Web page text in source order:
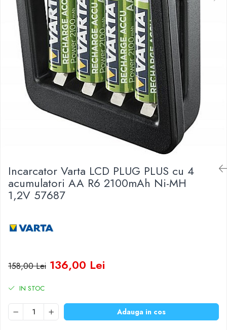
Becuri LED
Aplice LED
Lanterne
Lampi
Kit-uri vlogging
Electrice
Convertoare tensiune
Prelungitoare
Stabilizatoare tensiune
Periferice PC
Accesorii auto
Redresoare
Diverse accesorii auto
Incarcator masina electrica
Baterii Zinc-Aer
Incarcator Varta LCD PLUG PLUS cu 4
acumulatori AA R6 2100mAh Ni-MH
1,2V 57687
158,00 Lei 136,00 Lei
IN STOC
Adauga in cos